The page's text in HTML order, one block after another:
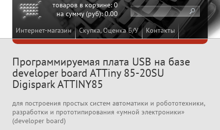
Интернет-магазин Скупка, Оценка Б/У Контакты
товаров в корзине:0
на сумму (руб):0.00
Программируемая плата USB на базе
developer board ATTiny 85-20SU
Digispark ATTINY85
для построения простых систем автоматики и робототехники,
разработки и прототипирования «умной электроники»
(developer board)